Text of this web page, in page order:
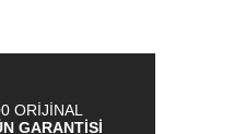
ORİJİNAL
GARANTİSİ